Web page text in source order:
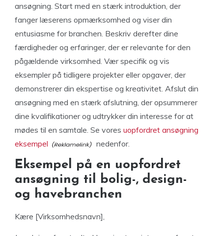
ansøgning. Start med en stærk introduktion, der
fanger læserens opmærksomhed og viser din
entusiasme for branchen. Beskriv derefter dine
færdigheder og erfaringer, der er relevante for den
pågældende virksomhed. Vær specifik og vis
eksempler på tidligere projekter eller opgaver, der
demonstrerer din ekspertise og kreativitet. Afslut din
ansøgning med en stærk afslutning, der opsummerer
dine kvalifikationer og udtrykker din interesse for at
mødes til en samtale. Se vores uopfordret ansøgning
eksempel
nedenfor.
Eksempel på en uopfordret
ansøgning til bolig-, design-
og havebranchen
Kære [Virksomhedsnavn],